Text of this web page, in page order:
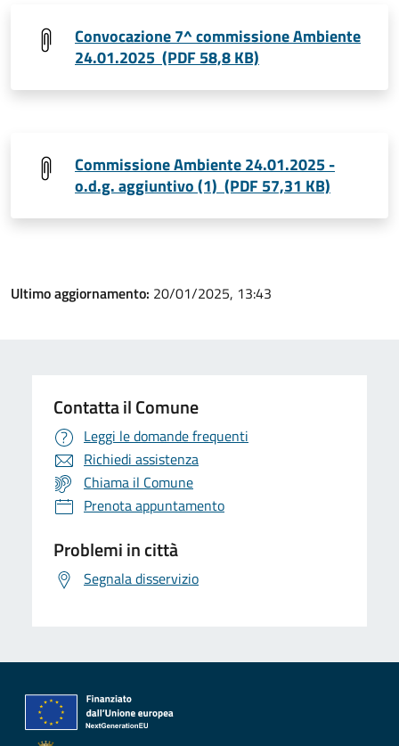
Convocazione 7^ commissione Ambiente
24.01.2025 (PDF 58,8 KB)
Commissione Ambiente 24.01.2025 -
o.d.g. aggiuntivo (1) (PDF 57,31 KB)
Ultimo aggiornamento: 20/01/2025, 13:43
Contatta il Comune
Leggi le domande frequenti
Richiedi assistenza
Chiama il Comune
Prenota appuntamento
Problemi in città
Segnala disservizio